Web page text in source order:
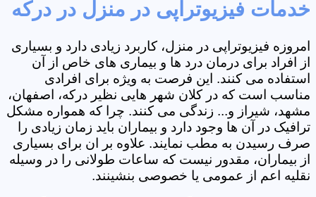
خدمات فیزیوتراپی در منزل در درکه
امروزه فیزیوتراپی در منزل، کاربرد زیادی دارد و بسیاری
از افراد برای درمان درد ها و بیماری های خاص از آن
استفاده می کنند. این فرصت به ویژه برای افرادی
مناسب است که در کلان شهر هایی نظیر درکه، اصفهان،
مشهد، شیراز و... زندگی می کنند. چرا که همواره مشکل
ترافیک در آن ها وجود دارد و بیماران باید زمان زیادی را
صرف رسیدن به مطب نمایند. علاوه بر ان برای بسیاری
از بیماران، مقدور نیست که ساعات طولانی را در وسیله
نقلیه اعم از عمومی یا خصوصی بنشینند.